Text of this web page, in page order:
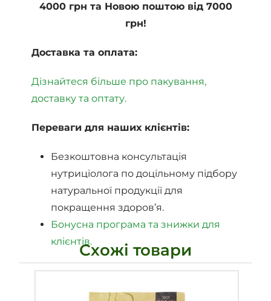
4000 грн та Новою поштою від 7000
грн!
Доставка та оплата:
Дізнайтеся більше про пакування,
доставку та оптату.
Переваги для наших клієнтів:
Безкоштовна консультація
нутриціолога по доцільному підбору
натуральної продукції для
покращення здоров’я.
Бонусна програма та знижки для
клієнтів.Схожі товари